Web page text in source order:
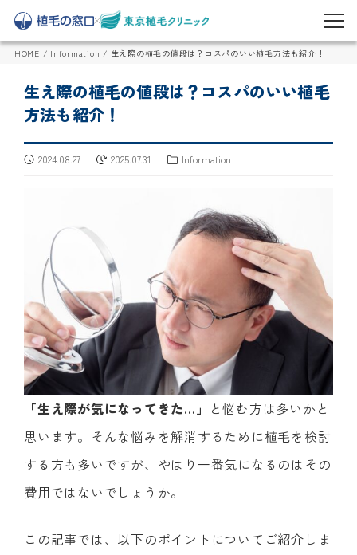
HOME / Information / 生え際の植毛の値段は？コスパのいい植毛方法も紹介！
生え際の植毛の値段は？コスパのいい植毛
方法も紹介！
2024.08.27 2025.07.31 Information
「生え際が気になってきた…」 と悩む方は多いかと
思います。そんな悩みを解消するために植毛を検討
する方も多いですが、やはり一番気になるのはその
費用ではないでしょうか。
この記事では、以下のポイントについてご紹介しま